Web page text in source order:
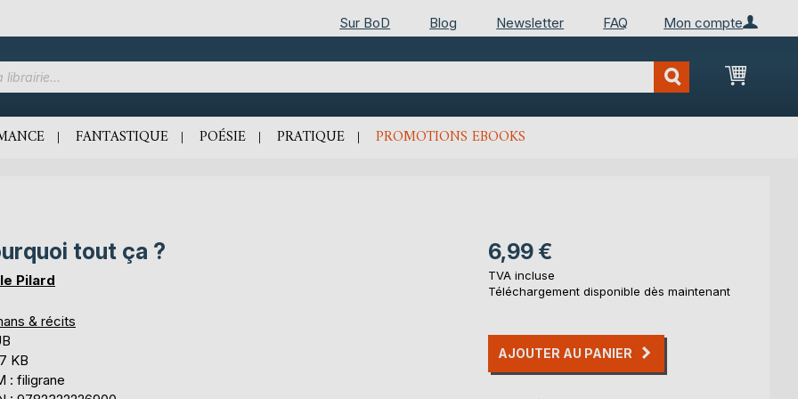
Mon compte
Sur BoD Blog Newsletter FAQ
Mon
FANTASTIQUE POÉSIE PRATIQUE PROMOTIONS EBOOKS
tout ça ?
Pilard
& récits
KB
: filigrane
6,99 €
TVA incluse
Téléchargement disponible dès maintenant
AJOUTER AU PANIER